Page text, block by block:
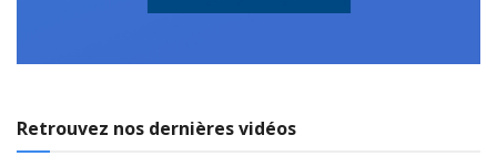
Retrouvez nos dernières vidéos